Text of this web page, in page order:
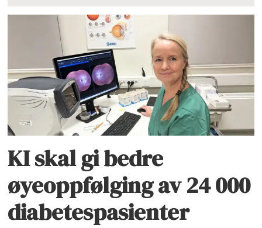
KI skal gi bedre
øyeoppfølging av 24 000
diabetespasienter